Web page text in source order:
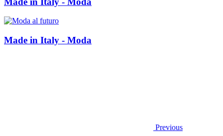
Made in Italy - Moda
Previous